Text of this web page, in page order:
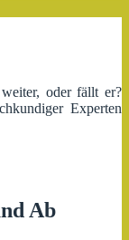
oder fällt er?
Experten
Ab